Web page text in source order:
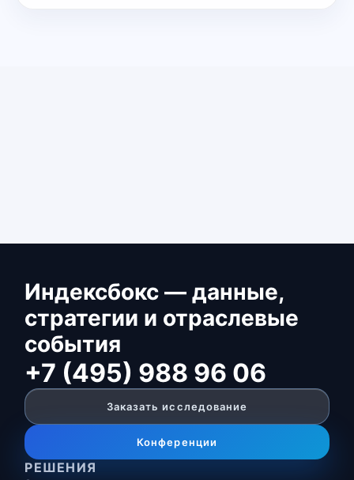
Индексбокс — данные,
стратегии и отраслевые
события
+7 (495) 988 96 06
Заказать исследование
Конференции
РЕШЕНИЯ